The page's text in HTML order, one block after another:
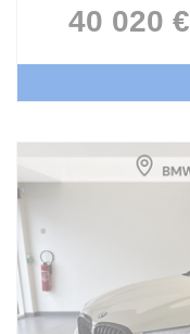
40 020 €